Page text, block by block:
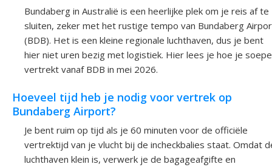
Bundaberg in Australië is een heerlijke plek om je reis af te
sluiten, zeker met het rustige tempo van Bundaberg
(BDB). Het is een kleine regionale luchthaven, dus je bent
hier niet uren bezig met logistiek. Hier lees je hoe je
vertrekt vanaf BDB in mei 2026.
Hoeveel tijd heb je nodig voor vertrek op
Bundaberg Airport?
Je bent ruim op tijd als je 60 minuten voor de officiële
vertrektijd van je vlucht bij de incheckbalies staat. Omdat
luchthaven klein is, verwerk je de bagageafgifte en